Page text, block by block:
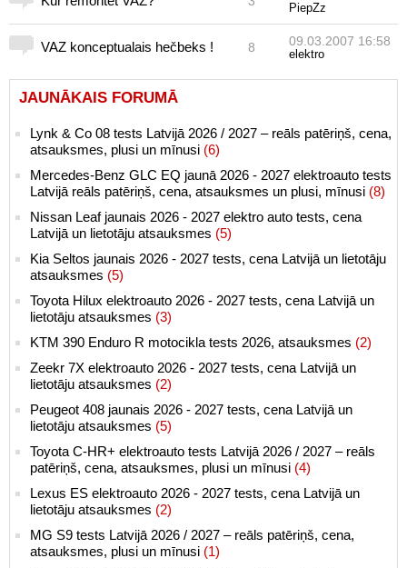
PiepZz
VAZ konceptualais hečbeks ! 8 09.03.2007 16:58
elektro
JAUNĀKAIS FORUMĀ
Lynk & Co 08 tests Latvijā 2026 / 2027 – reāls patēriņš, cena,
atsauksmes, plusi un mīnusi (6)
Mercedes-Benz GLC EQ jaunā 2026 - 2027 elektroauto tests
Latvijā reāls patēriņš, cena, atsauksmes un plusi, mīnusi (8)
Nissan Leaf jaunais 2026 - 2027 elektro auto tests, cena
Latvijā un lietotāju atsauksmes (5)
Kia Seltos jaunais 2026 - 2027 tests, cena Latvijā un lietotāju
atsauksmes (5)
Toyota Hilux elektroauto 2026 - 2027 tests, cena Latvijā un
lietotāju atsauksmes (3)
KTM 390 Enduro R motocikla tests 2026, atsauksmes (2)
Zeekr 7X elektroauto 2026 - 2027 tests, cena Latvijā un
lietotāju atsauksmes (2)
Peugeot 408 jaunais 2026 - 2027 tests, cena Latvijā un
lietotāju atsauksmes (5)
Toyota C-HR+ elektroauto tests Latvijā 2026 / 2027 – reāls
patēriņš, cena, atsauksmes, plusi un mīnusi (4)
Lexus ES elektroauto 2026 - 2027 tests, cena Latvijā un
lietotāju atsauksmes (2)
MG S9 tests Latvijā 2026 / 2027 – reāls patēriņš, cena,
atsauksmes, plusi un mīnusi (1)